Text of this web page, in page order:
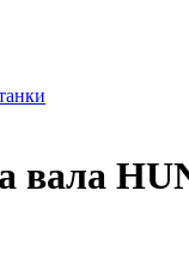
вала